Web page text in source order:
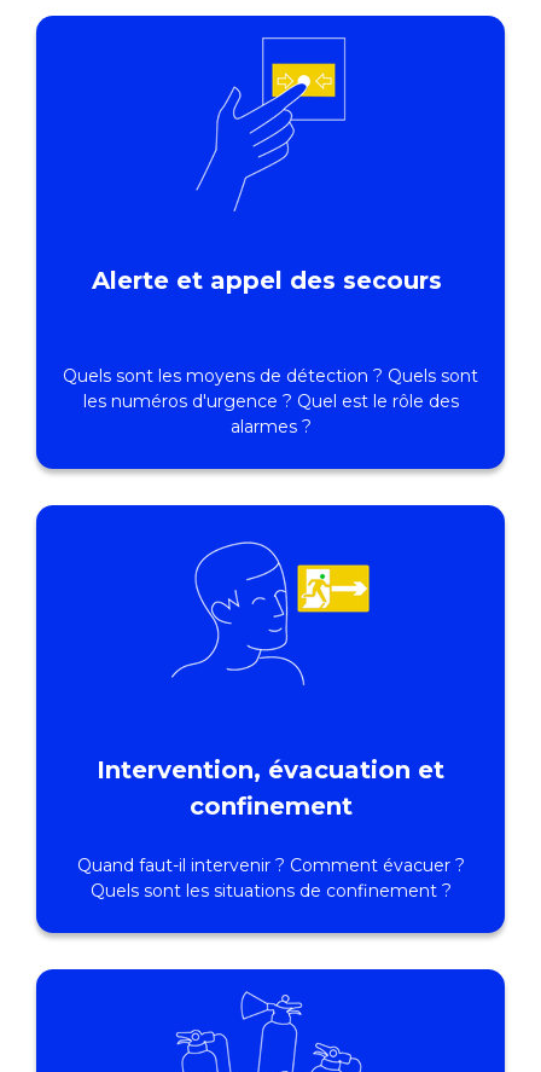
Alerte et appel des secours
Quels sont les moyens de détection ? Quels sont
les numéros d'urgence ? Quel est le rôle des
alarmes ?
Intervention, évacuation et
confinement
Quand faut-il intervenir ? Comment évacuer ?
Quels sont les situations de confinement ?